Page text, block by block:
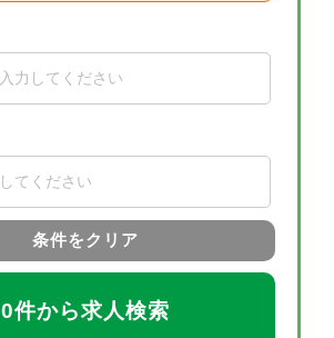
条件をクリア
0件から求人検索